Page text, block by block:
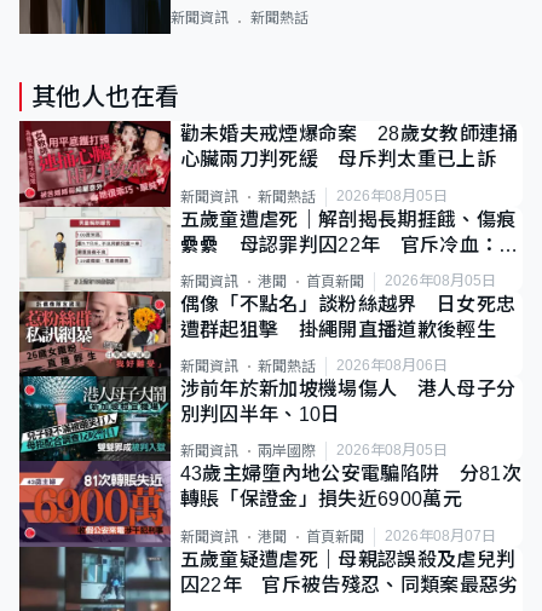
新聞資訊 新聞熱話
其他人也在看
勸未婚夫戒煙爆命案 28歲女教師連捅
心臟兩刀判死緩 母斥判太重已上訴
新聞資訊 新聞熱話 2026年08月05日
五歲童遭虐死｜解剖揭長期捱餓、傷痕
纍纍 母認罪判囚22年 官斥冷血：同
類案最惡劣
新聞資訊 港聞 首頁新聞 2026年08月05日
偶像「不點名」談粉絲越界 日女死忠
遭群起狙擊 掛繩開直播道歉後輕生
新聞資訊 新聞熱話 2026年08月06日
涉前年於新加坡機場傷人 港人母子分
別判囚半年、10日
新聞資訊 兩岸國際 2026年08月05日
43歲主婦墮內地公安電騙陷阱 分81次
轉賬「保證金」損失近6900萬元
新聞資訊 港聞 首頁新聞 2026年08月07日
五歲童疑遭虐死｜母親認誤殺及虐兒判
囚22年 官斥被告殘忍、同類案最惡劣